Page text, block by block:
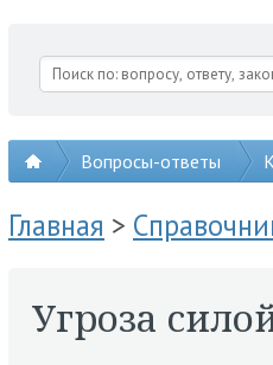
Вопросы-ответы
Главная >
Угроза